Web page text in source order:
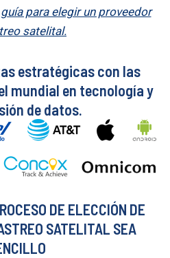
guía para elegir un proveedor
satelital.
estratégicas con las
mundial en tecnología y
de datos.
DE ELECCIÓN DE
SATELITAL SEA